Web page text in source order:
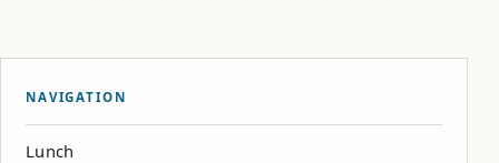
NAVIGATION
Lunch